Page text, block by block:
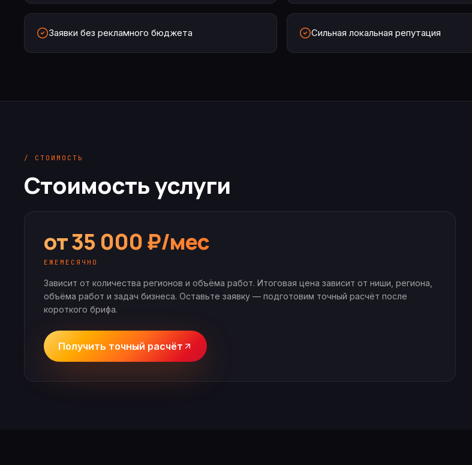
Заявки без рекламного бюджета Сильная локальная репутация
/ СТОИМОСТЬ
Стоимость услуги
от 35 000 ₽/мес
ЕЖЕМЕСЯЧНО
Зависит от количества регионов и объёма работ. Итоговая цена зависит от ниши, региона,
объёма работ и задач бизнеса. Оставьте заявку — подготовим точный расчёт после
короткого брифа.
Получить точный расчёт